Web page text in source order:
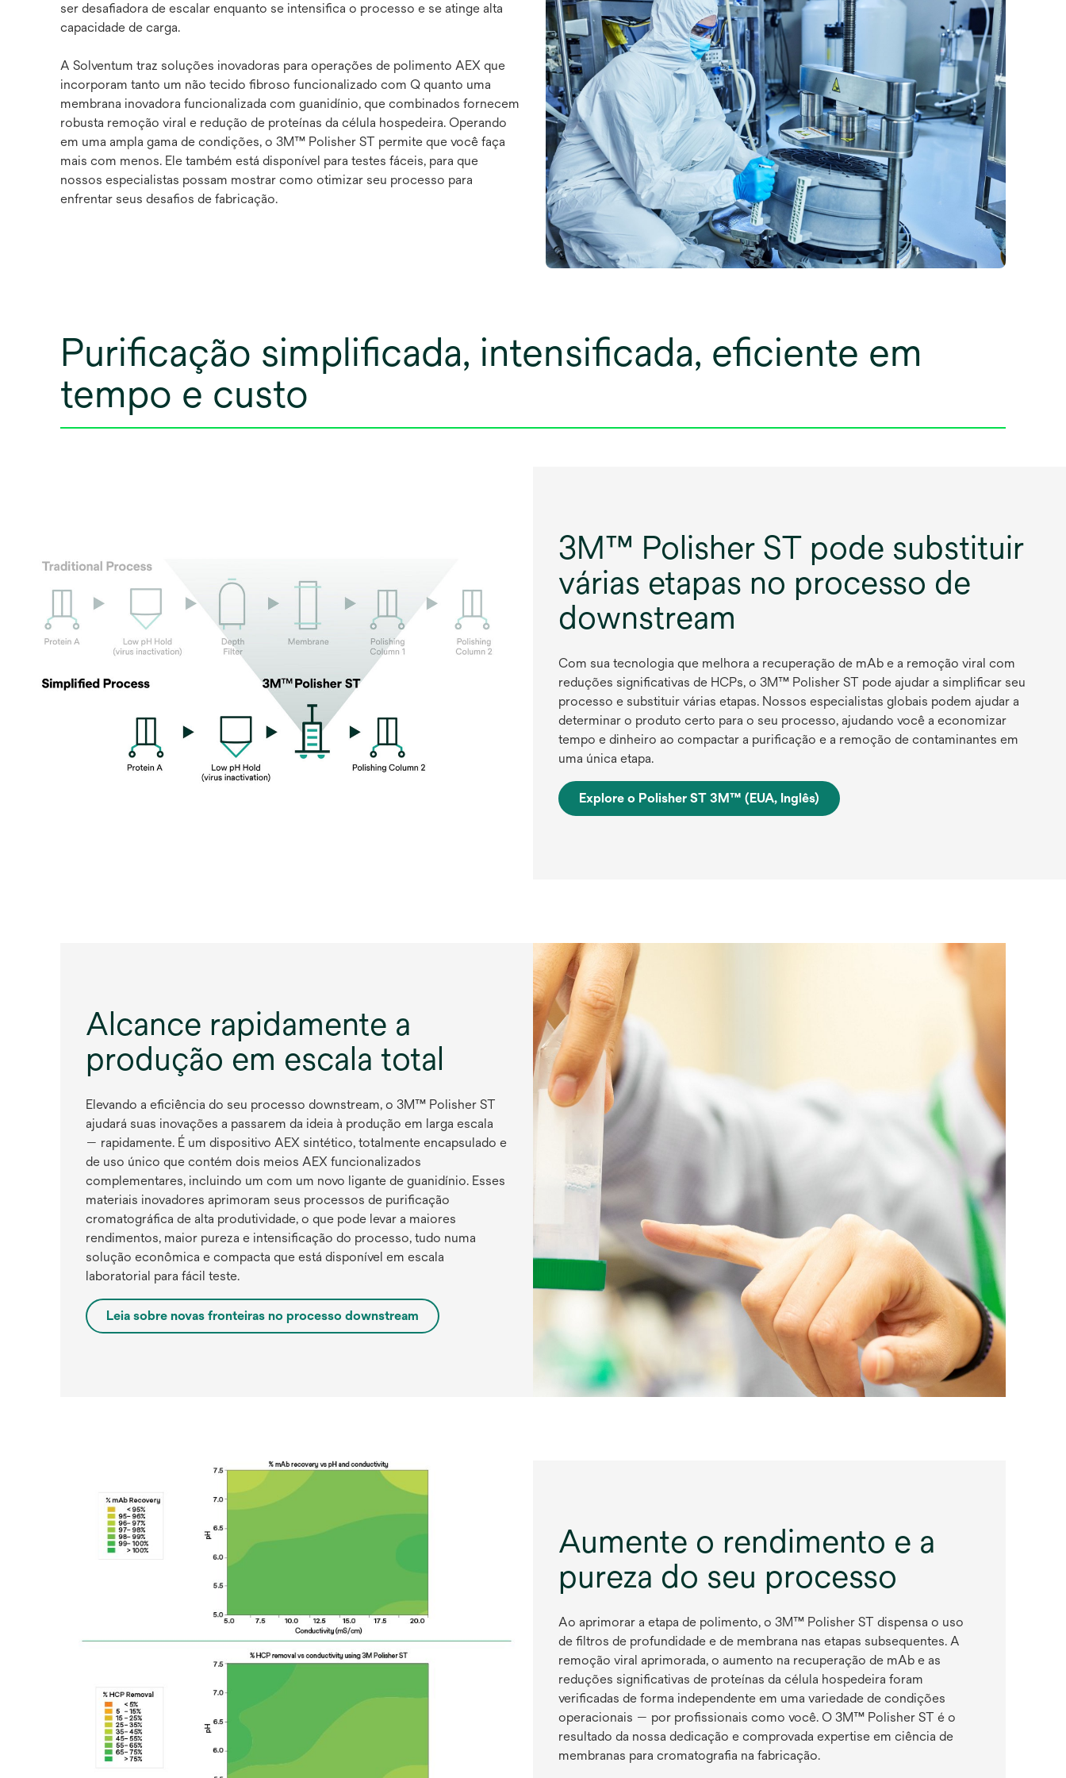
ser desafiadora de escalar enquanto se intensifica o processo e se atinge alta
capacidade de carga.
A Solventum traz soluções inovadoras para operações de polimento AEX que
incorporam tanto um não tecido fibroso funcionalizado com Q quanto uma
membrana inovadora funcionalizada com guanidínio, que combinados fornecem
robusta remoção viral e redução de proteínas da célula hospedeira. Operando
em uma ampla gama de condições, o 3M™ Polisher ST permite que você faça
mais com menos. Ele também está disponível para testes fáceis, para que
nossos especialistas possam mostrar como otimizar seu processo para
enfrentar seus desafios de fabricação.
Purificação simplificada, intensificada, eficiente em
tempo e custo
3M™ Polisher ST pode substituir
várias etapas no processo de
downstream
Com sua tecnologia que melhora a recuperação de mAb e a remoção viral com
reduções significativas de HCPs, o 3M™ Polisher ST pode ajudar a simplificar seu
processo e substituir várias etapas. Nossos especialistas globais podem ajudar a
determinar o produto certo para o seu processo, ajudando você a economizar
tempo e dinheiro ao compactar a purificação e a remoção de contaminantes em
uma única etapa.
Explore o Polisher ST 3M™ (EUA, Inglês)
Alcance rapidamente a
produção em escala total
Elevando a eficiência do seu processo downstream, o 3M™ Polisher ST
ajudará suas inovações a passarem da ideia à produção em larga escala
— rapidamente. É um dispositivo AEX sintético, totalmente encapsulado e
de uso único que contém dois meios AEX funcionalizados
complementares, incluindo um com um novo ligante de guanidínio. Esses
materiais inovadores aprimoram seus processos de purificação
cromatográfica de alta produtividade, o que pode levar a maiores
rendimentos, maior pureza e intensificação do processo, tudo numa
solução econômica e compacta que está disponível em escala
laboratorial para fácil teste.
Leia sobre novas fronteiras no processo downstream
b
a
i
a
Aumente o rendimento e a
pureza do seu processo
Ao aprimorar a etapa de polimento, o 3M™ Polisher ST dispensa o uso
de filtros de profundidade e de membrana nas etapas subsequentes. A
remoção viral aprimorada, o aumento na recuperação de mAb e as
reduções significativas de proteínas da célula hospedeira foram
verificadas de forma independente em uma variedade de condições
operacionais — por profissionais como você. O 3M™ Polisher ST é o
resultado da nossa dedicação e comprovada expertise em ciência de
membranas para cromatografia na fabricação.